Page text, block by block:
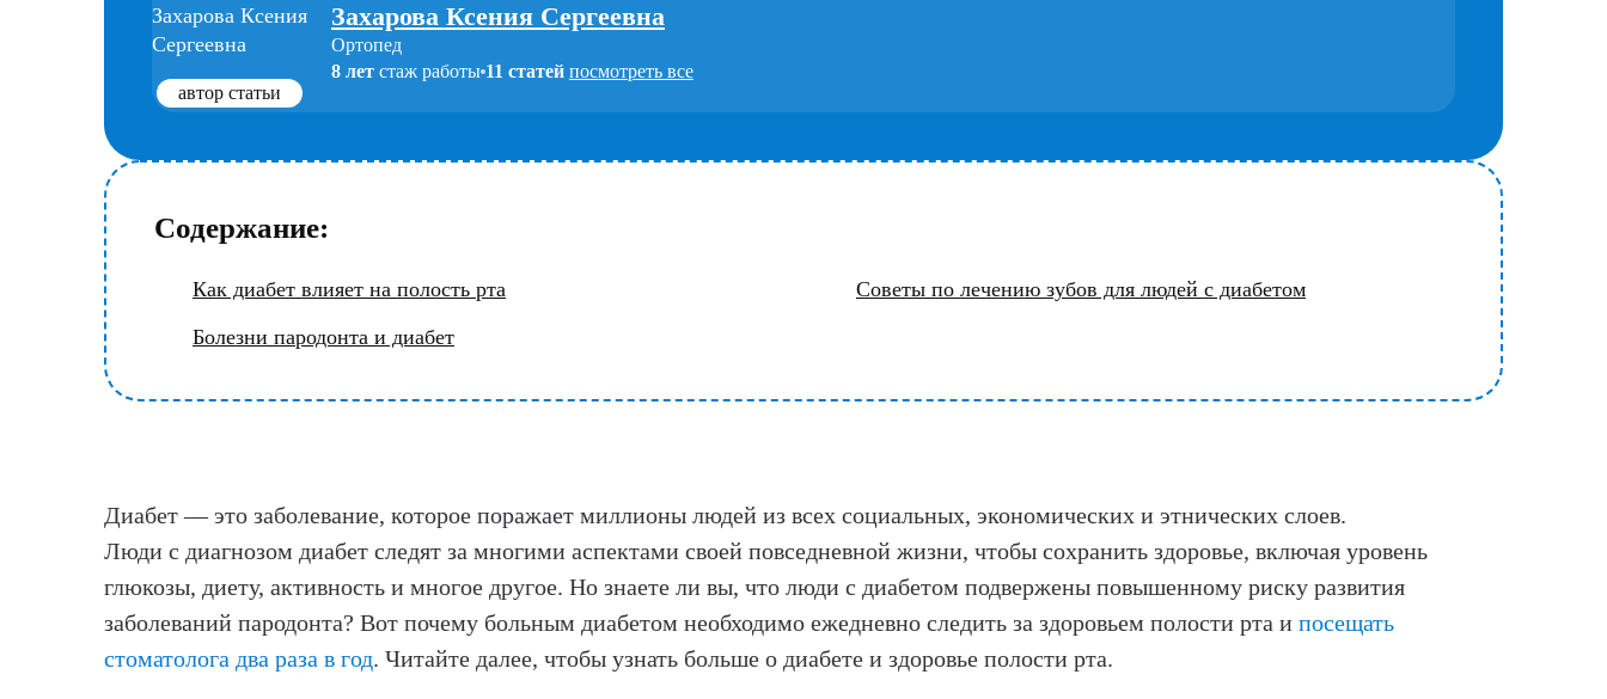
автор статьи
Захарова Ксения Сергеевна
Ортопед
8 лет стаж работы 11 статей посмотреть все
Содержание:
Как диабет влияет на полость рта
Советы по лечению зубов для людей с диабетом
Болезни пародонта и диабет
Диабет — это заболевание, которое поражает миллионы людей из всех социальных, экономических и этнических слоев.
Люди с диагнозом диабет следят за многими аспектами своей повседневной жизни, чтобы сохранить здоровье, включая уровень
глюкозы, диету, активность и многое другое. Но знаете ли вы, что люди с диабетом подвержены повышенному риску развития
заболеваний пародонта? Вот почему больным диабетом необходимо ежедневно следить за здоровьем полости рта и посещать
стоматолога два раза в год. Читайте далее, чтобы узнать больше о диабете и здоровье полости рта.